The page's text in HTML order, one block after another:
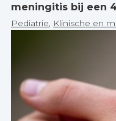
meningitis bij een
Pediatrie, Klinische en